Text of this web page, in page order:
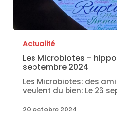
Actualité
Les Microbiotes –
septembre 2024
Les Microbiotes: des
veulent du bien: Le 26
20 octobre 2024